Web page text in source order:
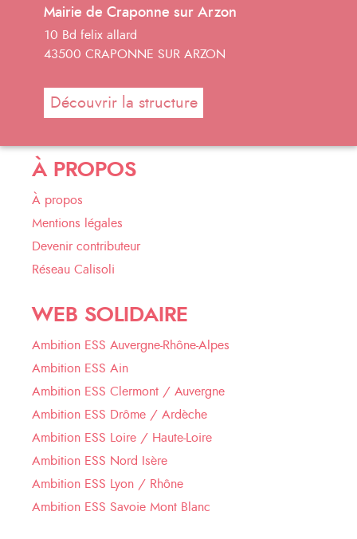
Mairie de Craponne sur Arzon
10 Bd felix allard
43500 CRAPONNE SUR ARZON
Découvrir la structure
À PROPOS
À propos
Mentions légales
Devenir contributeur
Réseau Calisoli
WEB SOLIDAIRE
Ambition ESS Auvergne-Rhône-Alpes
Ambition ESS Ain
Ambition ESS Clermont / Auvergne
Ambition ESS Drôme / Ardèche
Ambition ESS Loire / Haute-Loire
Ambition ESS Nord Isère
Ambition ESS Lyon / Rhône
Ambition ESS Savoie Mont Blanc